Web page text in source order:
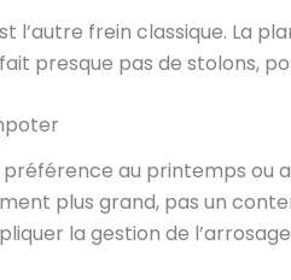
l’autre frein classique. La
presque pas de stolons,
au printemps ou
plus grand, pas un
la gestion de